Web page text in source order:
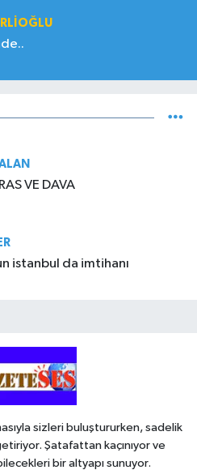
VE DAVA
istanbul da imtihanı
sizleri buluştururken, sadelik
Şatafattan kaçınıyor ve
bir altyapı sunuyor.